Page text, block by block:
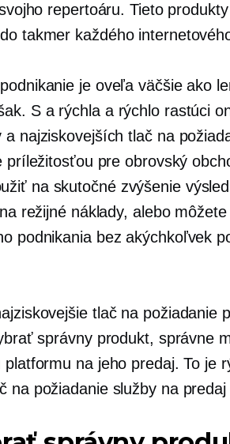
repertoáru. Tieto
takmer každého
podnikanie je oveľa väčšie ako
S a rýchlaa rýchlo rastúci
a najziskovejšíchtlač na
príležitosťou pre obrovský
na skutočné zvýšenie
režijné náklady, alebo
podnikania bez akýchkoľvek
tlač na požiadanie
správny produkt, správne
na jeho predaj. To je
na požiadanieslužby na predaj